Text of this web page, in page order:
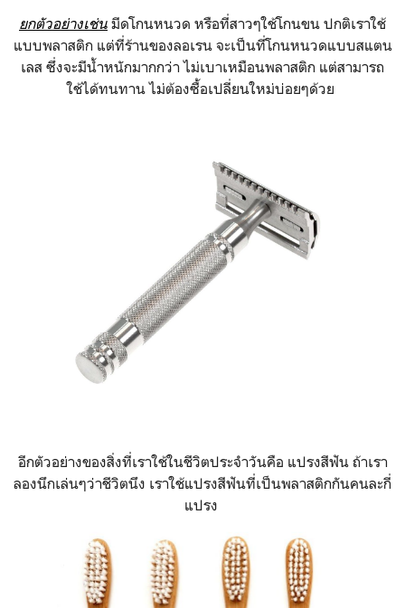
ยกตัวอย่างเช่น มีดโกนหนวด หรือที่สาวๆใช้โกนขน ปกติเราใช้
แบบพลาสติก แต่ที่ร้านของลอเรน จะเป็นที่โกนหนวดแบบสแตน
เลส ซึ่งจะมีน้ำหนักมากกว่า ไม่เบาเหมือนพลาสติก แต่สามารถ
ใช้ได้ทนทาน ไม่ต้องซื้อเปลี่ยนใหม่บ่อยๆด้วย
อีกตัวอย่างของสิ่งที่เราใช้ในชีวิตประจำวันคือ แปรงสีฟัน ถ้าเรา
ลองนึกเล่นๆว่าชีวิตนึง เราใช้แปรงสีฟันที่เป็นพลาสติกกันคนละกี่
แปรง